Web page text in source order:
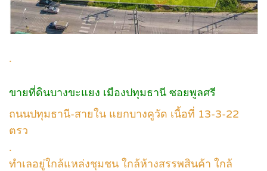
.
ขายที่ดินบางขะแยง เมืองปทุมธานี ซอยพูลศรี
ถนนปทุมธานี-สายใน แยกบางคูวัด เนื้อที่ 13-3-22
ตรว
.
ทำเลอยู่ใกล้แหล่งชุมชน ใกล้ห้างสรรพสินค้า ใกล้